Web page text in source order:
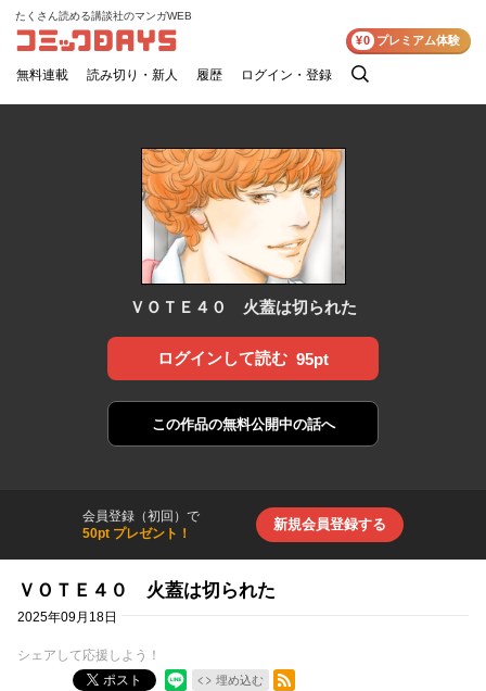
コミックDAYS
たくさん読める講談社のマンガWEB
無料連載 読み切り・新人 履歴 ログイン・登録
検
¥0 プレミアム体験
ＶＯＴＥ４０ 火蓋は切られた
ログインして読む 95pt
この作品の無料公開中の話へ
会員登録（初回）で
50pt プレゼント！
新規会員登録する
ＶＯＴＥ４０ 火蓋は切られた
2025年09月18日
シェアして応援しよう！
ポスト
埋め込む
RSSフィード